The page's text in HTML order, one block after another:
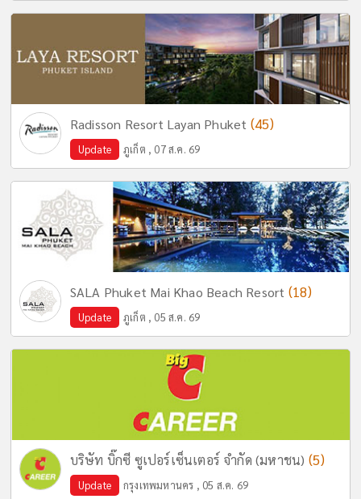
Radisson Resort Layan Phuket (45)
Update ภูเก็ต , 07 ส.ค. 69
SALA Phuket Mai Khao Beach Resort (18)
Update ภูเก็ต , 05 ส.ค. 69
บริษัท บิ๊กซี ซูเปอร์เซ็นเตอร์ จำกัด (มหาชน) (5)
Update กรุงเทพมหานคร , 05 ส.ค. 69